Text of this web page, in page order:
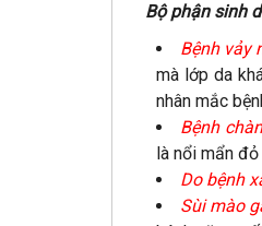
Bộ phận sinh
Bệnh vảy
mà lớp da
nhân mắc
Bệnh
là nổi mẩn
Do bệnh
Sùi mào